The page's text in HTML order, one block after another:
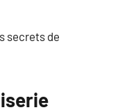
secrets de